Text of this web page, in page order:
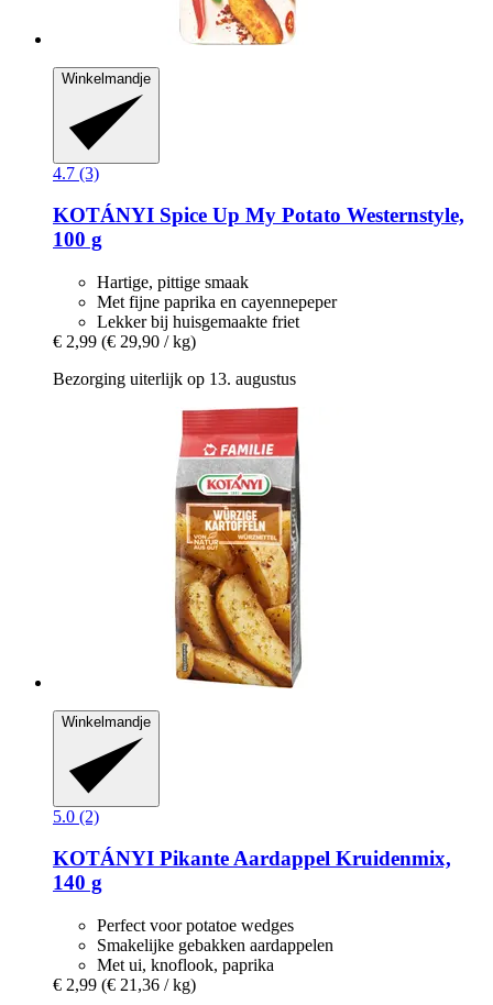
Winkelmandje
4.7 (3)
KOTÁNYI Spice Up My Potato Westernstyle,
100 g
Hartige, pittige smaak
Met fijne paprika en cayennepeper
Lekker bij huisgemaakte friet
€ 2,99 (€ 29,90 / kg)
Bezorging uiterlijk op 13. augustus
Winkelmandje
5.0 (2)
KOTÁNYI Pikante Aardappel Kruidenmix,
140 g
Perfect voor potatoe wedges
Smakelijke gebakken aardappelen
Met ui, knoflook, paprika
€ 2,99 (€ 21,36 / kg)